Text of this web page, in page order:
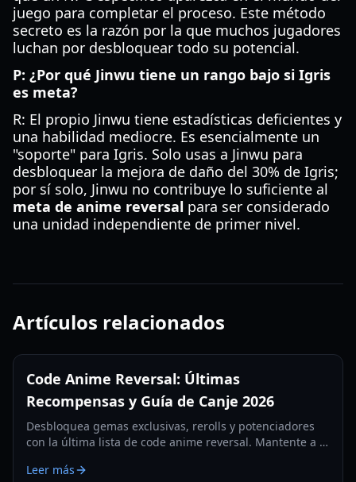
juego para completar el proceso. Este método
secreto es la razón por la que muchos jugadores
luchan por desbloquear todo su potencial.
P: ¿Por qué Jinwu tiene un rango bajo si Igris
es meta?
R: El propio Jinwu tiene estadísticas deficientes y
una habilidad mediocre. Es esencialmente un
"soporte" para Igris. Solo usas a Jinwu para
desbloquear la mejora de daño del 30% de Igris;
por sí solo, Jinwu no contribuye lo suficiente al
meta de anime reversal para ser considerado
una unidad independiente de primer nivel.
Artículos relacionados
Code Anime Reversal: Últimas
Recompensas y Guía de Canje 2026
Desbloquea gemas exclusivas, rerolls y potenciadores
con la última lista de code anime reversal. Mantente a la
completa de canje.
Leer más